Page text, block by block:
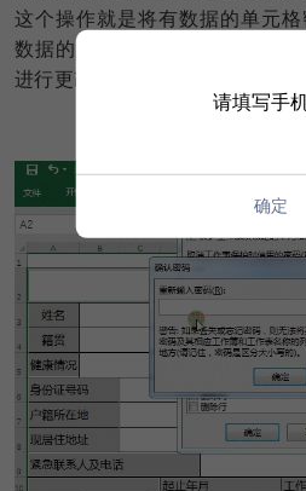
这个操作就是将有数据的单元
数据的单元格进行双击编辑的
进行更改，空白单元格就可以随
请填写手
确定